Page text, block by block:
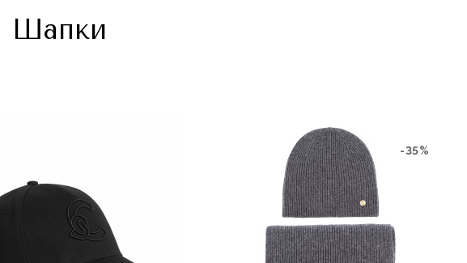
Шапки
-35%